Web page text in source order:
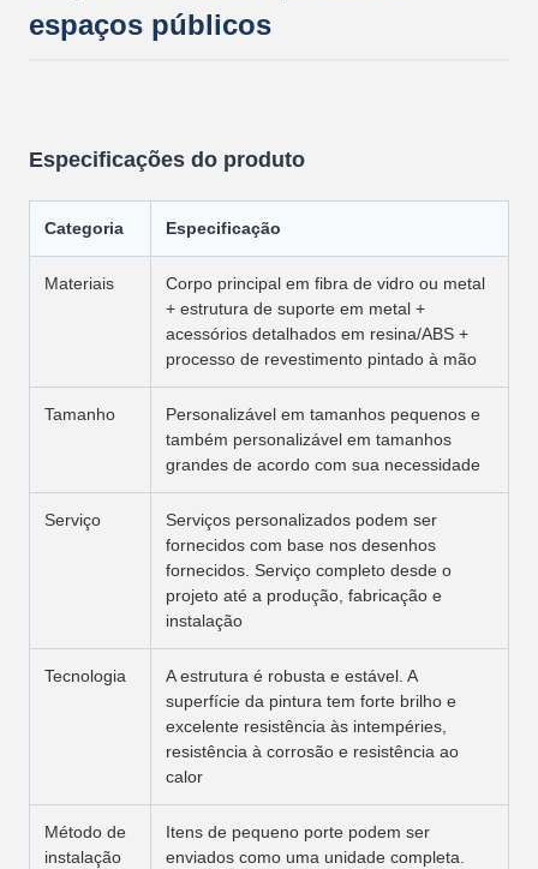
espaços públicos
Especificações do produto
Categoria Especificação
Materiais
Corpo principal em fibra de vidro ou metal
+ estrutura de suporte em metal +
acessórios detalhados em resina/ABS +
processo de revestimento pintado à mão
Tamanho
Personalizável em tamanhos pequenos e
também personalizável em tamanhos
grandes de acordo com sua necessidade
Serviço
Serviços personalizados podem ser
fornecidos com base nos desenhos
fornecidos. Serviço completo desde o
projeto até a produção, fabricação e
instalação
Tecnologia
A estrutura é robusta e estável. A
superfície da pintura tem forte brilho e
excelente resistência às intempéries,
resistência à corrosão e resistência ao
calor
Método de
instalação
Itens de pequeno porte podem ser
enviados como uma unidade completa.